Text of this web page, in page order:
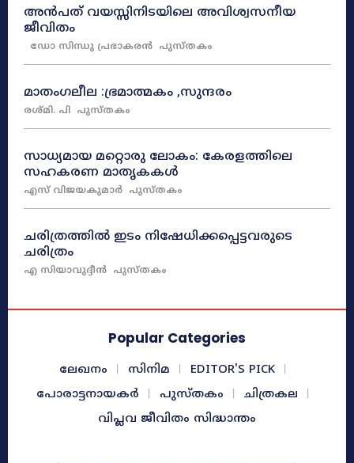
അൻപത് വയസ്സിനിടയിലെ അവിശ്വസനീയ
ജീവിതം
ഡോ സിന്ധു പ്രഭാകരൻ പുസ്തകം
മാതംഗലീല :ഭ്രമാത്മകം ,സുന്ദരം
രശ്മി. പി പുസ്തകം
സാധ്യമായ മറ്റൊരു ലോകം: കേരളത്തിലെ
സഹകരണ മാതൃകകൾ
എസ് വിജയകുമാർ പുസ്തകം
ചരിത്രത്തിൽ ഇടം നിഷേധിക്കപ്പെട്ടവരുടെ
ചരിത്രം
എ സിയാവുദ്ദീൻ പുസ്തകം
Popular Categories
ലേഖനം സിനിമ
EDITOR'S PICK
പോരാട്ടനായകർ
പുസ്തകം
ചിത്രകല
വിപ്ലവ ജീവിതം സിദ്ധാന്തം